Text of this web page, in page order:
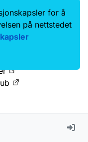
oss
for å
på nettstedet